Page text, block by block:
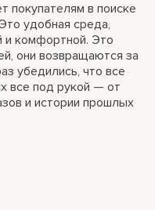
покупателям в поиске
удобная среда,
и комфортной. Это
они возвращаются за
убедились, что все
все под рукой — от
и истории прошлых